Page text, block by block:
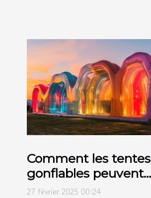
Comment les tentes
gonflables peuvent
révolutionner vos
27 février 2025 00:24